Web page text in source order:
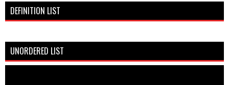
DEFINITION LIST
UNORDERED LIST